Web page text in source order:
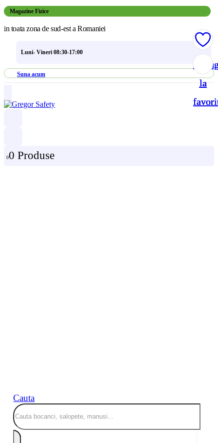
Magazine Fizice
in toata zona de sud-est a Romaniei
Luni- Vineri 08:30-17:00
Suna acum
00 Produse
Cauta
la
la
la
la